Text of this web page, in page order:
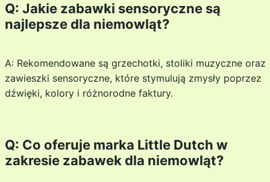
Q: Jakie zabawki sensoryczne są
najlepsze dla niemowląt?
A: Rekomendowane są grzechotki, stoliki muzyczne oraz
zawieszki sensoryczne, które stymulują zmysły poprzez
dźwięki, kolory i różnorodne faktury.
Q: Co oferuje marka Little Dutch w
zakresie zabawek dla niemowląt?